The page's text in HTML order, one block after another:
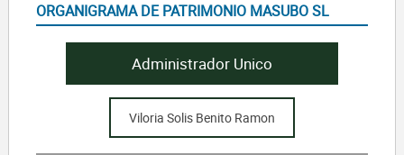
ORGANIGRAMA DE PATRIMONIO MASUBO SL
Administrador Unico
Viloria Solis Benito Ramon